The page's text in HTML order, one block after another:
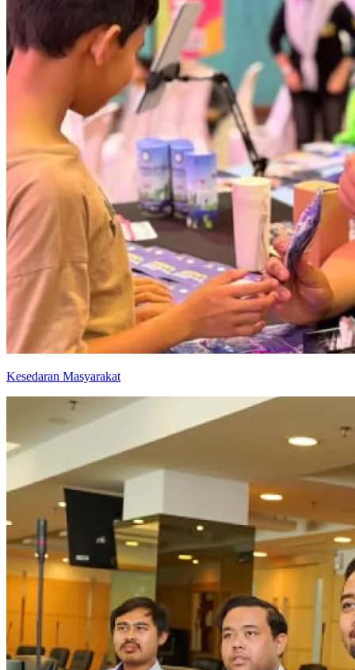
Kesedaran Masyarakat